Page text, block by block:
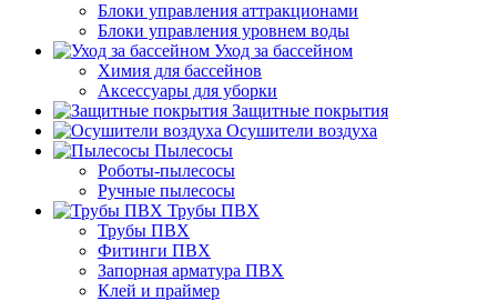
Блоки управления аттракционами
Блоки управления уровнем воды
Уход за бассейном
Химия для бассейнов
Аксессуары для уборки
Защитные покрытия
Осушители воздуха
Пылесосы
Роботы-пылесосы
Ручные пылесосы
Трубы ПВХ
Трубы ПВХ
Фитинги ПВХ
Запорная арматура ПВХ
Клей и праймер